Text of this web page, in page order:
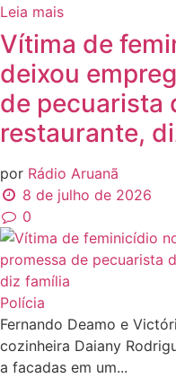
Leia mais
Vítima de
deixou
de pecuarista
restaurante,
por Rádio Aruanã
8 de julho de 2026
0
Polícia
Fernando Deamo e
cozinheira Daiany
a facadas em um...